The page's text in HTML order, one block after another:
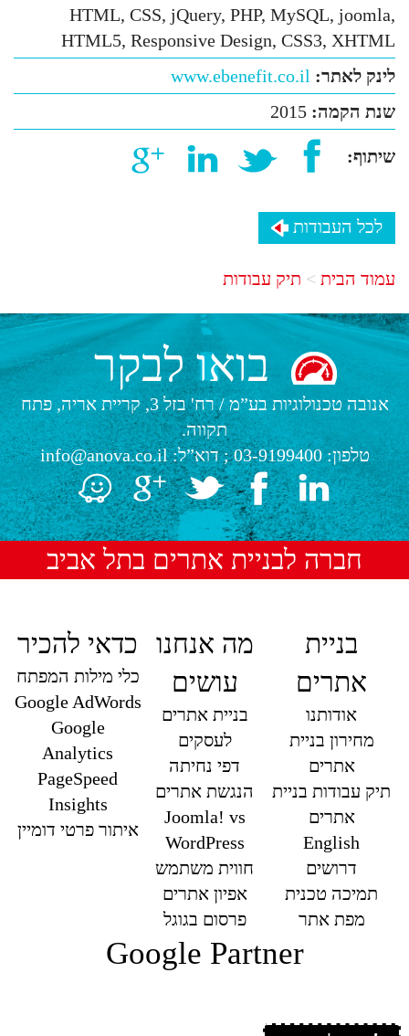
HTML, CSS, jQuery, PHP, MySQL, joomla,
HTML5, Responsive Design, CSS3, XHTML
לינק לאתר: www.ebenefit.co.il
שנת הקמה: 2015
שיתוף:
לכל העבודות
עמוד הבית תיק עבודות
בואו לבקר
אנובה טכנולוגיות בע”מ/
רח' בזל 3, קריית אריה, פתח
תקווה.
טלפון:03-9199400; דוא”ל:info@anova.co.il
חברה לבניית אתרים בתל אביב
בניית
אתרים
אודותנו
מחירון בניית
אתרים
תיק עבודות בניית
אתרים
English
דרושים
תמיכה טכנית
מפת אתר
מה אנחנו
עושים
בניית אתרים
לעסקים
דפי נחיתה
הנגשת אתרים
Joomla! vs
WordPress
חווית משתמש
אפיון אתרים
פרסום בגוגל
כדאי להכיר
כלי מילות המפתח
Google AdWords
Google
Analytics
PageSpeed
Insights
איתור פרטי דומיין
Google Partner